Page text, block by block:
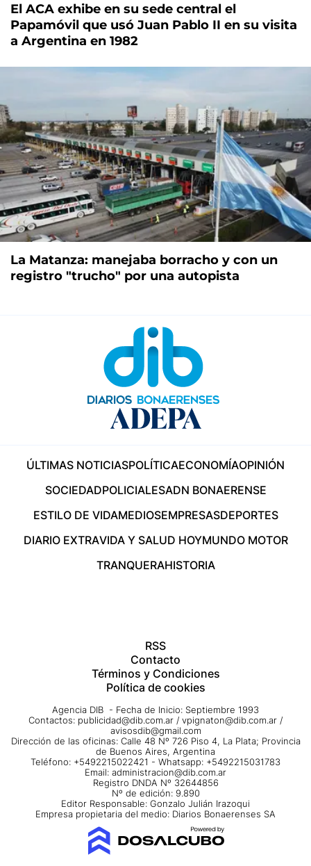
El ACA exhibe en su sede central el
Papamóvil que usó Juan Pablo II en su visita
a Argentina en 1982
La Matanza: manejaba borracho y con un
registro "trucho" por una autopista
ÚLTIMAS NOTICIASPOLÍTICAECONOMÍAOPINIÓN
SOCIEDADPOLICIALESADN BONAERENSE
ESTILO DE VIDAMEDIOSEMPRESASDEPORTES
DIARIO EXTRAVIDA Y SALUD HOYMUNDO MOTOR
TRANQUERAHISTORIA
RSS
Contacto
Términos y Condiciones
Política de cookies
Agencia DIB - Fecha de Inicio: Septiembre 1993
Contactos: publicidad@dib.com.ar / vpignaton@dib.com.ar /
avisosdib@gmail.com
Dirección de las oficinas: Calle 48 Nº 726 Piso 4, La Plata; Provincia
de Buenos Aires, Argentina
Teléfono: +5492215022421 - Whatsapp: +5492215031783
Email: administracion@dib.com.ar
Registro DNDA Nº 32644856
Nº de edición: 9.890
Editor Responsable: Gonzalo Julián Irazoqui
Empresa propietaria del medio: Diarios Bonaerenses SA